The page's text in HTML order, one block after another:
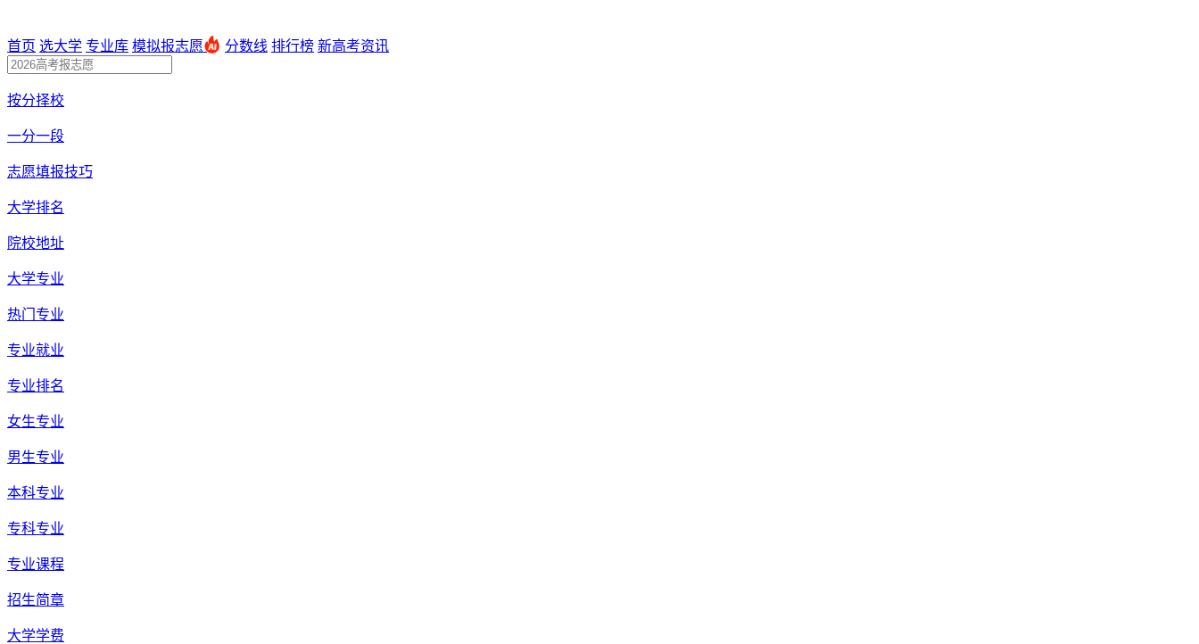
首页 选大学 专业库 模拟报志愿 分数线 排行榜 新高考资讯
按分择校
一分一段
志愿填报技巧
大学排名
院校地址
大学专业
热门专业
专业就业
专业排名
女生专业
男生专业
本科专业
专科专业
专业课程
招生简章
大学学费